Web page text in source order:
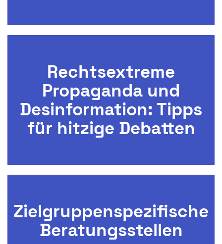
Rechtsextreme
Propaganda und
Desinformation: Tipps
für hitzige Debatten
Zielgruppenspezifische
Beratungsstellen